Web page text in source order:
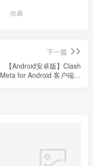
收藏
下一篇
【Android安卓版】Clash
Meta for Android 客户端下